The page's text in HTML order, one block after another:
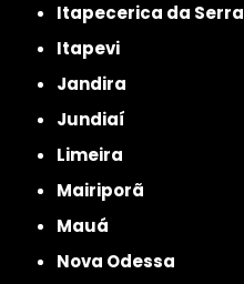
Itapecerica da Serra
Itapevi
Jandira
Jundiaí
Limeira
Mairiporã
Mauá
Nova Odessa